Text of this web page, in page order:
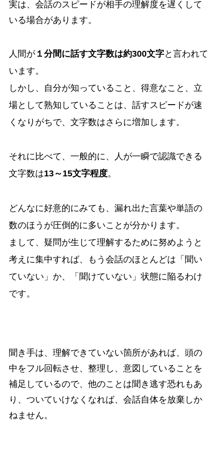
実は、会話のスピードが相手の理解度を遅くして
いる場合があります。
人間が１分間に話す文字数は約300文字と言われて
います。
しかし、自分が知っていること、得意なこと、立
場として熟知していることは、話すスピードが速
くなりがちで、文字数はさらに増加します。
それに比べて、一般的に、人が一瞬で認識できる
文字数は13～15文字程度。
どんなに好意的にみても、漏れ出た言葉や単語の
数のほうが圧倒的に多いことが分かります。
まして、疑問が生じて理解するために努めようと
考えに集中すれば、もう会話のほとんどは「聞い
ていない」か、「聞けていない」状態に陥るわけ
です。
聞き手は、理解できていない箇所があれば、頭の
中をフル回転させ、整理し、意図していることを
補足しているので、他のことは聞き逃す恐れもあ
り、ついていけなくなれば、会話自体を放棄しか
ねません。